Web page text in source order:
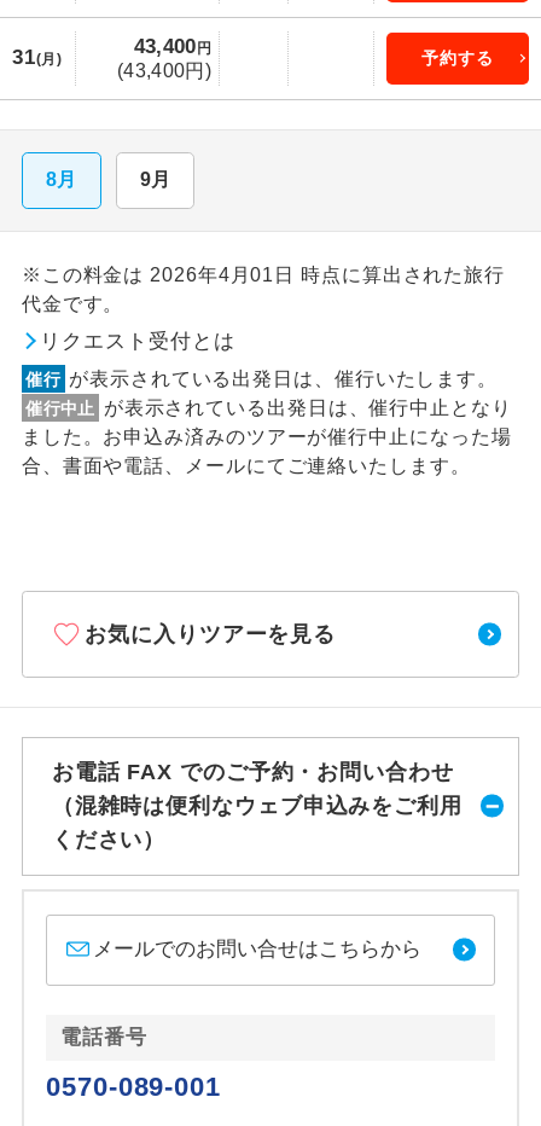
31(月)
43,400 円
(43,400円)
予約する
8月 9月
※この料金は 2026年4月01日 時点に算出された旅行
代金です。
リクエスト受付とは
催行 が表示されている出発日は、催行いたします。
催行中止
が表示されている出発日は、催行中止となり
ました。お申込み済みのツアーが催行中止になった場
合、書面や電話、メールにてご連絡いたします。
お気に入りツアーを見る
お電話 FAX でのご予約・お問い合わせ
（混雑時は便利なウェブ申込みをご利用
ください）
メールでのお問い合せはこちらから
電話番号
0570-089-001